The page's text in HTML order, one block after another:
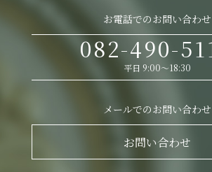
お電話でのお問い合わせ
082-490-
平日 9:00～18:30
メールでのお問い合わせ
お問い合わせ